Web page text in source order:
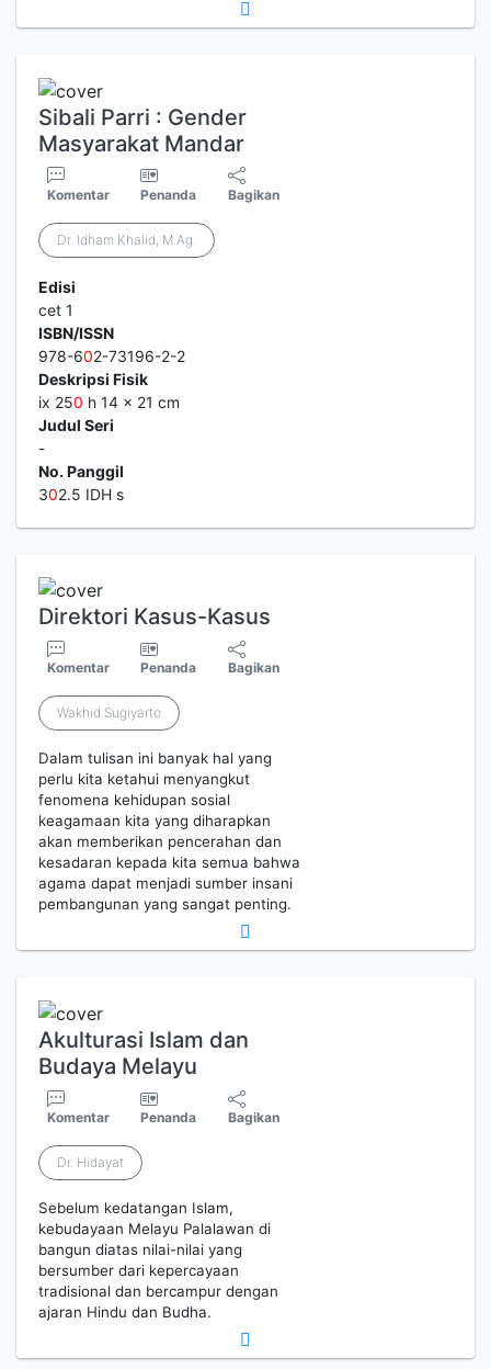
Sibali Parri : Gender
Masyarakat Mandar
Komentar Penanda Bagikan
Dr. Idham Khalid, M.Ag.
Edisi
cet 1
ISBN/ISSN
978-602-73196-2-2
Deskripsi Fisik
ix 250 h 14 x 21 cm
Judul Seri
-
No. Panggil
302.5 IDH s
Direktori Kasus-Kasus
Komentar Penanda Bagikan
Wakhid Sugiyarto
Dalam tulisan ini banyak hal yang
perlu kita ketahui menyangkut
fenomena kehidupan sosial
keagamaan kita yang diharapkan
akan memberikan pencerahan dan
kesadaran kepada kita semua bahwa
agama dapat menjadi sumber insani
pembangunan yang sangat penting.
Akulturasi Islam dan
Budaya Melayu
Komentar Penanda Bagikan
Dr. Hidayat
Sebelum kedatangan Islam,
kebudayaan Melayu Palalawan di
bangun diatas nilai-nilai yang
bersumber dari kepercayaan
tradisional dan bercampur dengan
ajaran Hindu dan Budha.